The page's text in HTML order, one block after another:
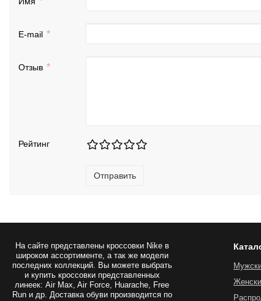
E-mail
Отзыв
Рейтинг
Отправить
На сайте представлены кроссовки Nikeв
широком ассортименте, а так же модели
последних коллекций. Вы можете выбрать
и купить кроссовки представленных
линеек: Air Max, Air Force, Huarache, Free
Run и др. Доставка обуви производится по